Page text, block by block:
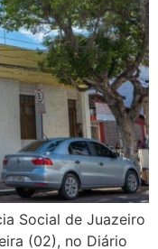
Social de Juazeiro
(02), no Diário